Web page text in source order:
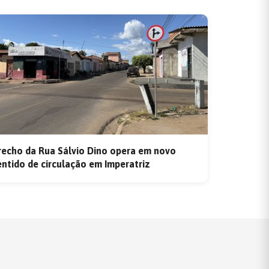
da Rua Sálvio Dino opera em novo
de circulação em Imperatriz